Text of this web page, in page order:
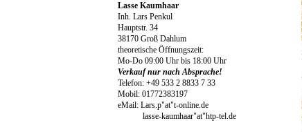
Lasse Kaumhaar
Inh. Lars Penkul
Hauptstr. 34
38170 Groß Dahlum
theoretische Öffnungszeit:
Mo-Do 09:00 Uhr bis 18:00 Uhr
Verkauf nur nach Absprache!
Telefon: +49 533 2 8833 7 33
Mobil: 01772383197
eMail: Lars.p"at"t-online.de
lasse-kaumhaar"at"htp-tel.de